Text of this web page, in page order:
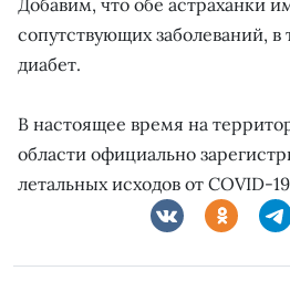
сопутствующих заболеваний,
диабет.
В настоящее время на
области официально
летальных исходов от COVID-